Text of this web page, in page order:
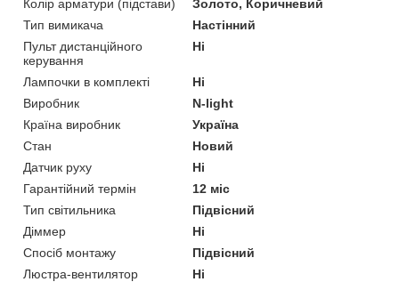
Колір арматури (підстави)
Золото, Коричневий
Тип вимикача
Настінний
Пульт дистанційного
керування
Ні
Лампочки в комплекті
Ні
Виробник
N-light
Країна виробник
Україна
Стан
Новий
Датчик руху
Ні
Гарантійний термін
12 міс
Тип світильника
Підвісний
Діммер
Ні
Спосіб монтажу
Підвісний
Люстра-вентилятор
Ні